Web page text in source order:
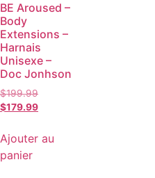
BE Aroused –
Body
Extensions –
Harnais
Unisexe –
Doc Jonhson
$199.99
$179.99
Ajouter au
panier